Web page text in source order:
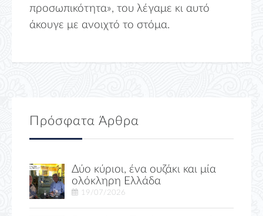
προσωπικότητα», του λέγαμε κι αυτό
άκουγε με ανοιχτό το στόμα.
Πρόσφατα Άρθρα
Δύο κύριοι, ένα ουζάκι και μία
ολόκληρη Ελλάδα
19/07/2026